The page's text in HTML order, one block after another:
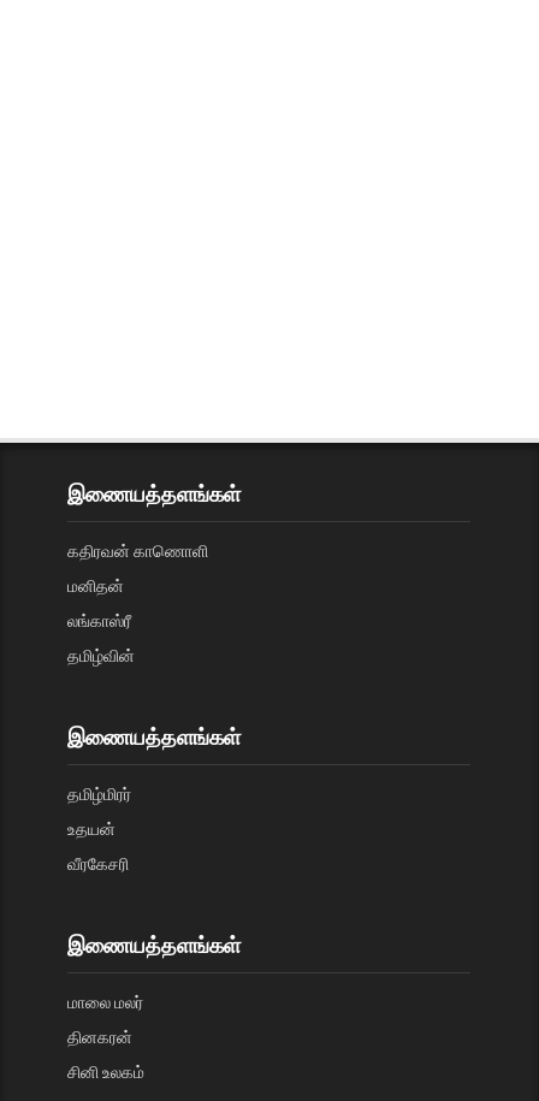
இணையத்தளங்கள்
கதிரவன் காணொளி
மனிதன்
லங்காஸ்ரீ
தமிழ்வின்
இணையத்தளங்கள்
தமிழ்மிரர்
உதயன்
வீரகேசரி
இணையத்தளங்கள்
மாலை மலர்
தினகரன்
சினி உலகம்